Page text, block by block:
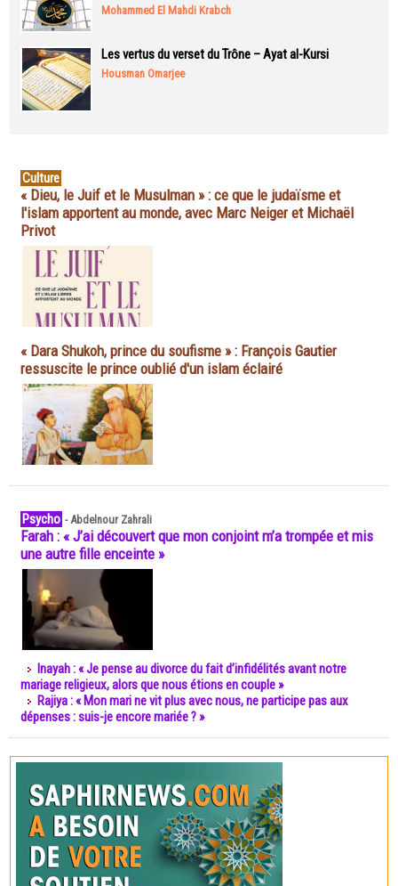
Mohammed El Mahdi Krabch
Les vertus du verset du Trône – Ayat al-Kursi
Housman Omarjee
Culture
« Dieu, le Juif et le Musulman » : ce que le judaïsme et
l'islam apportent au monde, avec Marc Neiger et Michaël
Privot
« Dara Shukoh, prince du soufisme » : François Gautier
ressuscite le prince oublié d'un islam éclairé
Psycho -Abdelnour Zahrali
Farah : « J’ai découvert que mon conjoint m’a trompée et mis
une autre fille enceinte »
Inayah : « Je pense au divorce du fait d’infidélités avant notre
mariage religieux, alors que nous étions en couple »
Rajiya : « Mon mari ne vit plus avec nous, ne participe pas aux
dépenses : suis-je encore mariée ? »